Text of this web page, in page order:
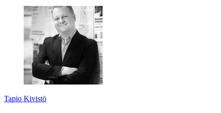
Tapio Kivistö